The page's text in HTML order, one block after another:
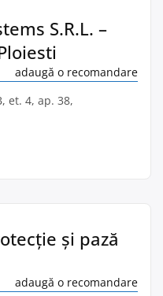
S.R.L. –
adaugă o recomandare
et. 4, ap. 38,
și pază
adaugă o recomandare